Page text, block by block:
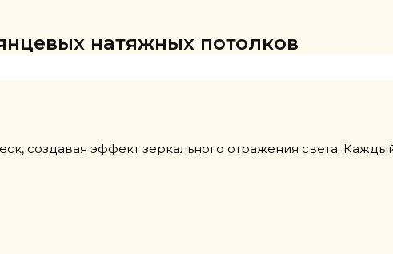
натяжных потолков
создавая эффект зеркального отражения света. Каждый